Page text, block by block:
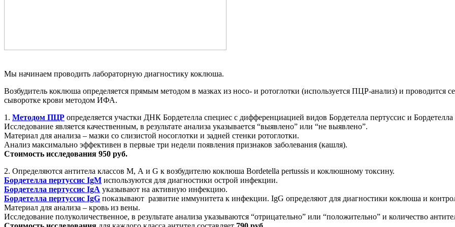
Мы начинаем проводить лабораторную диагностику коклюша.
Возбудитель коклюша определяется прямым методом в мазках из носо- и ротоглотки (используется ПЦР-анализ) и проводится
сыворотке крови методом ИФА.
1. Методом ПЦР определяется участки ДНК Бордетелла специес с дифференциацией видов Бордетелла пертуссис и
Исследование является качественным, в результате анализа указывается “выявлено” или “не выявлено”.
Материал для анализа – мазки со слизистой носоглотки и задней стенки ротоглотки.
Анализ максимально эффективен в первые три недели появления признаков заболевания (кашля).
Стоимость исследования 950 руб.
2. Определяются антитела классов М, А и G к возбудителю коклюша Bordetella pertussis и коклюшному токсину.
Бордетелла пертуссис IgM используются для диагностики острой инфекции.
Бордетелла пертуссис IgA указывают на активную инфекцию.
Бордетелла пертуссис IgG показывают развитие иммунитета к инфекции. IgG определяют для диагностики коклюша и
Материал для анализа – кровь из вены.
Исследование полуколичественное, в результате анализа указываются “отрицательно” или “положительно” и количество